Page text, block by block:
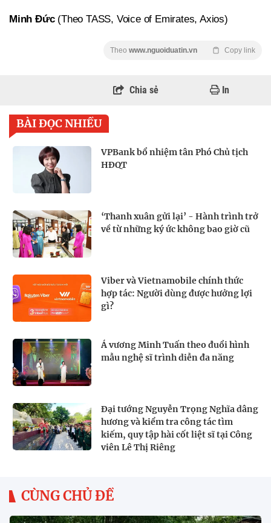
Minh Đức (Theo TASS, Voice of Emirates, Axios)
Theo www.nguoiduatin.vn Copy link
Chia sẻ In
BÀI ĐỌC NHIỀU
VPBank bổ nhiệm tân Phó Chủ tịch
HĐQT
‘Thanh xuân gửi lại’ - Hành trình trở
về từ những ký ức không bao giờ cũ
Viber và Vietnamobile chính thức
hợp tác: Người dùng được hưởng lợi
gì?
Á vương Minh Tuấn theo đuổi hình
mẫu nghệ sĩ trình diễn đa năng
Đại tướng Nguyễn Trọng Nghĩa dâng
hương và kiểm tra công tác tìm
kiếm, quy tập hài cốt liệt sĩ tại Công
viên Lê Thị Riêng
CÙNG CHỦ ĐỀ